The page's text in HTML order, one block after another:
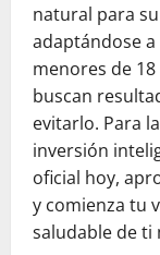
natural para
adaptándose
menores de
buscan
evitarlo. Para
inversión
oficial hoy,
y comienza tu
saludable de ti